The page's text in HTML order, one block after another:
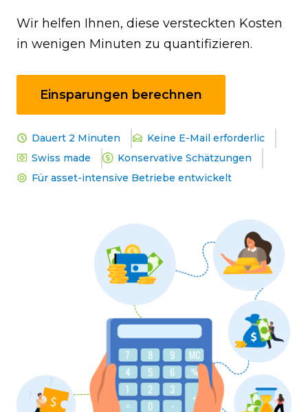
Wir helfen Ihnen, diese versteckten Kosten
in wenigen Minuten zu quantifizieren.
Einsparungen berechnen
Dauert 2 Minuten
Keine E-Mail erforderlic
Swiss made
Konservative Schätzungen
Für asset-intensive Betriebe entwickelt